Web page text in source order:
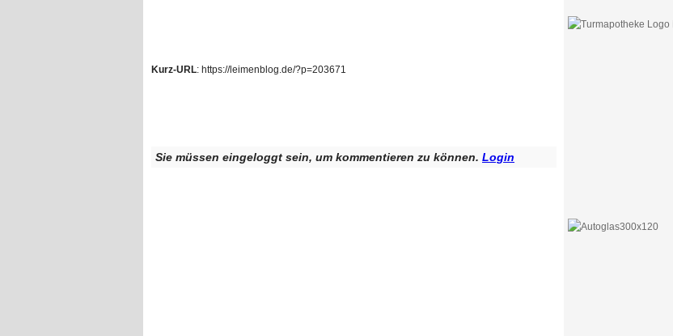
Kurz-URL: https://leimenblog.de/?p=203671
Sie müssen eingeloggt sein, um kommentieren zu können. Login